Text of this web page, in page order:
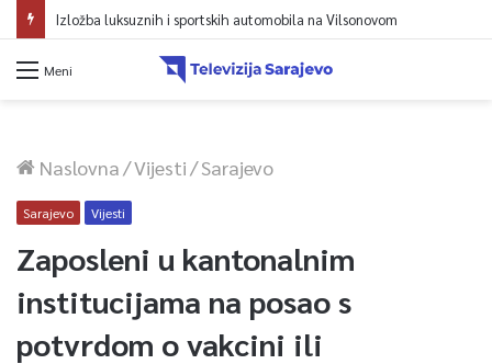
Izložba luksuznih i sportskih automobila na Vilsonovom
Meni
Naslovna/Vijesti/Sarajevo
Sarajevo Vijesti
Zaposleni u kantonalnim
institucijama na posao s
potvrdom o vakcini ili